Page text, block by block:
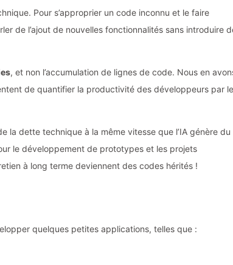
Pour s’approprier un code inconnu et le faire
de l’ajout de nouvelles fonctionnalités sans introduire
, et non l’accumulation de lignes de code. Nous en
de quantifier la productivité des développeurs par le
la dette technique à la même vitesse que l’IA génère du
le développement de prototypes et les projets
à long terme deviennent des codes hérités !
quelques petites applications, telles que :